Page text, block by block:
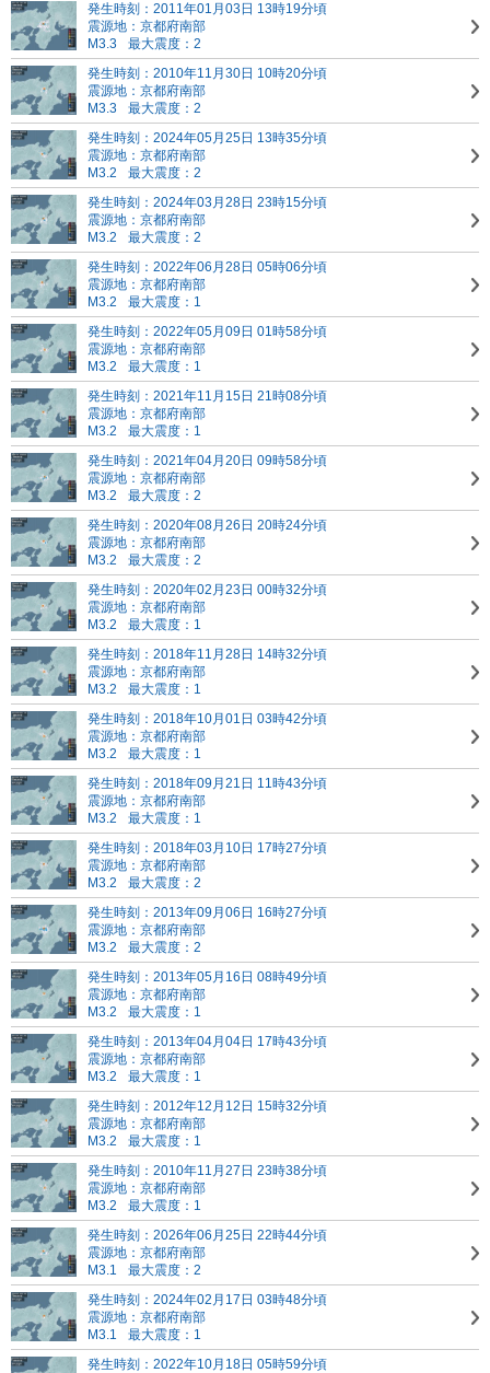
発生時刻：2011年01月03日 13時19分頃
震源地：京都府南部
M3.3
最大震度：2
発生時刻：2010年11月30日 10時20分頃
震源地：京都府南部
M3.3
最大震度：2
発生時刻：2024年05月25日 13時35分頃
震源地：京都府南部
M3.2
最大震度：2
発生時刻：2024年03月28日 23時15分頃
震源地：京都府南部
M3.2
最大震度：2
発生時刻：2022年06月28日 05時06分頃
震源地：京都府南部
M3.2
最大震度：1
発生時刻：2022年05月09日 01時58分頃
震源地：京都府南部
M3.2
最大震度：1
発生時刻：2021年11月15日 21時08分頃
震源地：京都府南部
M3.2
最大震度：1
発生時刻：2021年04月20日 09時58分頃
震源地：京都府南部
M3.2
最大震度：2
発生時刻：2020年08月26日 20時24分頃
震源地：京都府南部
M3.2
最大震度：2
発生時刻：2020年02月23日 00時32分頃
震源地：京都府南部
M3.2
最大震度：1
発生時刻：2018年11月28日 14時32分頃
震源地：京都府南部
M3.2
最大震度：1
発生時刻：2018年10月01日 03時42分頃
震源地：京都府南部
M3.2
最大震度：1
発生時刻：2018年09月21日 11時43分頃
震源地：京都府南部
M3.2
最大震度：1
発生時刻：2018年03月10日 17時27分頃
震源地：京都府南部
M3.2
最大震度：2
発生時刻：2013年09月06日 16時27分頃
震源地：京都府南部
M3.2
最大震度：2
発生時刻：2013年05月16日 08時49分頃
震源地：京都府南部
M3.2
最大震度：1
発生時刻：2013年04月04日 17時43分頃
震源地：京都府南部
M3.2
最大震度：1
発生時刻：2012年12月12日 15時32分頃
震源地：京都府南部
M3.2
最大震度：1
発生時刻：2010年11月27日 23時38分頃
震源地：京都府南部
M3.2
最大震度：1
発生時刻：2026年06月25日 22時44分頃
震源地：京都府南部
M3.1
最大震度：2
発生時刻：2024年02月17日 03時48分頃
震源地：京都府南部
M3.1
最大震度：1
発生時刻：2022年10月18日 05時59分頃